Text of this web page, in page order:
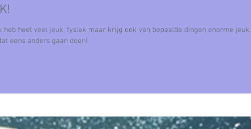
heel veel jeuk, fysiek maar krijg ook van bepaalde dingen enorme jeuk. Jeuk is nie fijn, ik
eens anders gaan doen!